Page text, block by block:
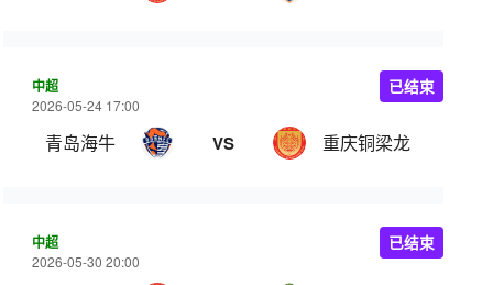
中超
2026-05-24 17:00
青岛海牛 VS 重庆铜梁龙
已结束
中超
2026-05-30 20:00
已结束